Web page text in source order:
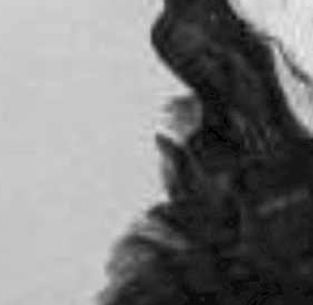
mejor. El gol incluso llegó, ya con
centro de Coronel buscó a Cuadra,
arquero de Tigre lo tomó Datolo
de formas y maneras de llegar al
Enrique, Mati González sigue
este torneo fueron de penal. Faltó